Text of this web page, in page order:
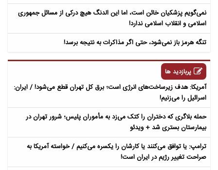
نمی‌گویم پزشکیان خائن است، اما این الدنگ هیچ درکی از مسائل جمهوری
اسلامی و انقلاب اسلامی ندارد!
تنگه هرمز باز نمی‌شود، حتی اگر مذاکرات به نتیجه برسد!
پربازدید ها
آمریکا: هدف زیرساخت‌های انرژی است؛ برق کل تهران قطع می‌شود! / ایران:
اسرائیل را می‌زنیم!
حمله بلاگری که دختران را کتک می‌زد به مأموران پلیس؛ شرور تهران در
بیمارستان بستری شد + ویدئو
ترامپ: یا توافق می‌کنند یا کارشان را یکسره می‌کنیم / خواسته آمریکا به
صراحت تغییر رژیم در ایران است!